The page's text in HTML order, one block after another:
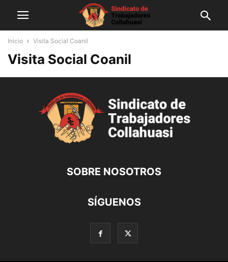
Inicio Visita Social Coanil
Visita Social Coanil
SOBRE NOSOTROS
SÍGUENOS